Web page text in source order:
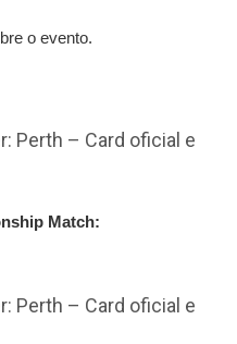
o evento.
Match: